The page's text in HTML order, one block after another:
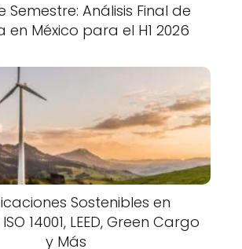
Semestre: Análisis Final de
en México para el H1 2026
Sostenibles en
14001, LEED, Green Cargo
y Más